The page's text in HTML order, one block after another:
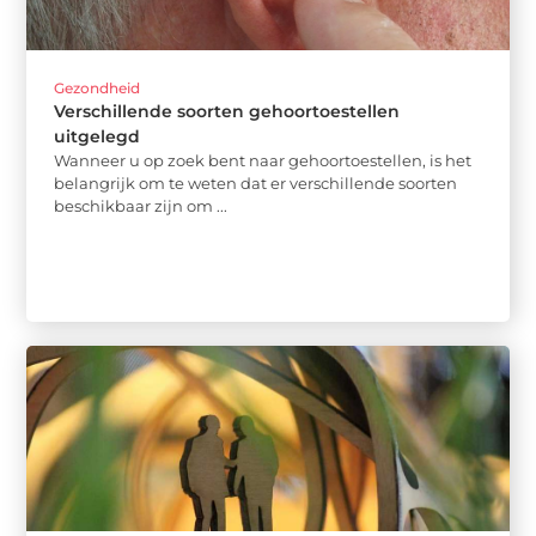
Gezondheid
Verschillende soorten gehoortoestellen
uitgelegd
Wanneer u op zoek bent naar gehoortoestellen, is het
belangrijk om te weten dat er verschillende soorten
beschikbaar zijn om ...